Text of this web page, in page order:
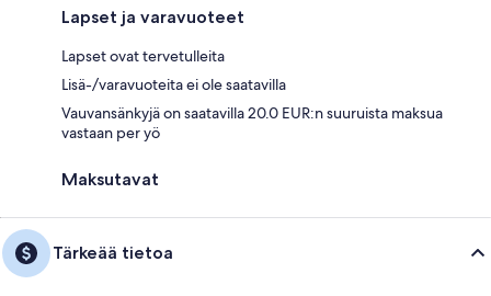
Lapset ja varavuoteet
Lapset ovat tervetulleita
Lisä-/varavuoteita ei ole saatavilla
Vauvansänkyjä on saatavilla 20.0 EUR:n suuruista maksua
vastaan per yö
Maksutavat
Tärkeää tietoa